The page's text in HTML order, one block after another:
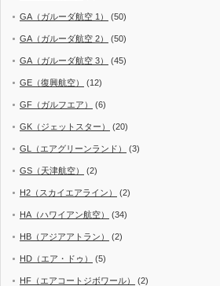
GA（ガルーダ航空 1） (50)
GA（ガルーダ航空 2） (50)
GA（ガルーダ航空 3） (45)
GE（復興航空） (12)
GF（ガルフエア） (6)
GK（ジェットスター） (20)
GL（エアグリーンランド） (3)
GS（天津航空） (2)
H2（スカイエアライン） (2)
HA（ハワイアン航空） (34)
HB（アジアアトラン） (2)
HD（エア・ドゥ） (5)
HF（エアコートジボワール） (2)